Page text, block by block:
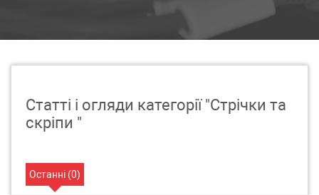
Статті і огляди категорії "Стрічки та
скріпи "
Останні (0)